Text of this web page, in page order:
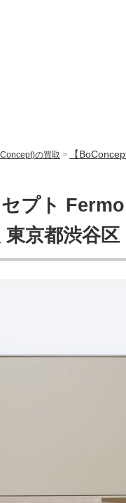
の買取 > 【
プト
京都渋谷区